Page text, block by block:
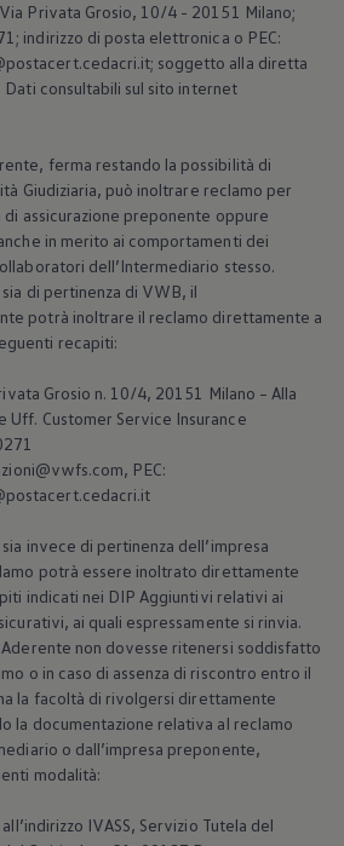
Privata Grosio, 10/4 - 20151 Milano;
indirizzo di posta elettronica o PEC:
soggetto alla diretta
Dati consultabili sul sito internet
ferma restando la possibilità di
Giudiziaria, può inoltrare reclamo per
di assicurazione preponente oppure
in merito ai comportamenti dei
dell’Intermediario stesso.
di pertinenza di VWB, il
potrà inoltrare il reclamo direttamente a
recapiti:
Grosio n. 10/4, 20151 Milano – Alla
Uff. Customer Service Insurance
PEC:
invece di pertinenza dell’impresa
potrà essere inoltrato direttamente
indicati nei DIP Aggiuntivi relativi ai
ai quali espressamente si rinvia.
non dovesse ritenersi soddisfatto
o in caso di assenza di riscontro entro il
la facoltà di rivolgersi direttamente
la documentazione relativa al reclamo
o dall’impresa preponente,
modalità:
IVASS, Servizio Tutela del